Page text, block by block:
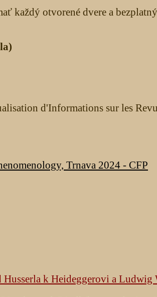
každý otvorené dvere a
d'Informations sur les
Trnava 2024 - CFP
k Heideggerovi a Ludwig